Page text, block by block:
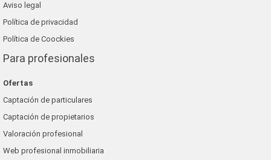
Aviso legal
Política de privacidad
Política de Coockies
Para profesionales
Ofertas
Captación de particulares
Captación de propietarios
Valoración profesional
Web profesional inmobiliaria